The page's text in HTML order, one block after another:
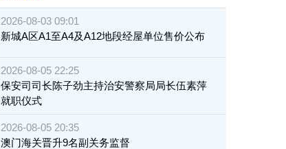
2026-08-03 09:01
新城A区A1至A4及A12地段经屋单位售价公布
2026-08-05 22:25
保安司司长陈子劲主持治安警察局局长伍素萍
就职仪式
2026-08-05 20:35
澳门海关晋升9名副关务监督